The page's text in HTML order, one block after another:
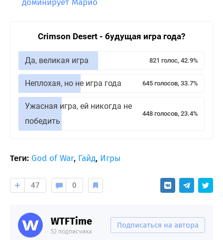
Crimson Desert - будущая игра года?
Да, великая игра 821 голос, 42.9%
Неплохая, но не игра года 645 голосов, 33.7%
Ужасная игра, ей никогда не
победить
448 голосов, 23.4%
Теги: God of War, Гайд, Игры
47 0
WTFTime
52 подписчика
Подписаться на автора